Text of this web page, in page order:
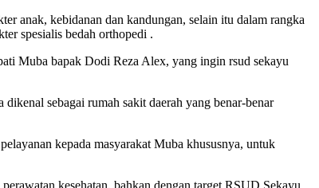
anak, kebidanan dan kandungan, selain itu dalam rangka
spesialis bedah orthopedi .
Muba bapak Dodi Reza Alex, yang ingin rsud sekayu
sebagai rumah sakit daerah yang benar-benar
kepada masyarakat Muba khususnya, untuk